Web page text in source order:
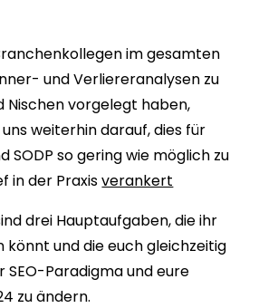
im gesamten
und Verliereranalysen zu
Nischen vorgelegt haben,
weiterhin darauf, dies für
SODP so gering wie möglich zu
in der Praxisverankert
drei Hauptaufgaben, die ihr
könnt und die euch gleichzeitig
SEO-Paradigma und eure
zu ändern.